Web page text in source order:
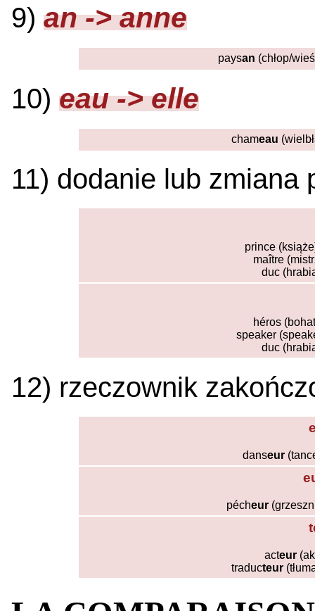
9) an -> anne
paysan (chłop/
10) eau -> elle
chameau
11) dodanie lub zmiana
prince
maître
duc
héros
speaker
duc
12) rzeczownik
danseur
pécheur
acteur
traducteur